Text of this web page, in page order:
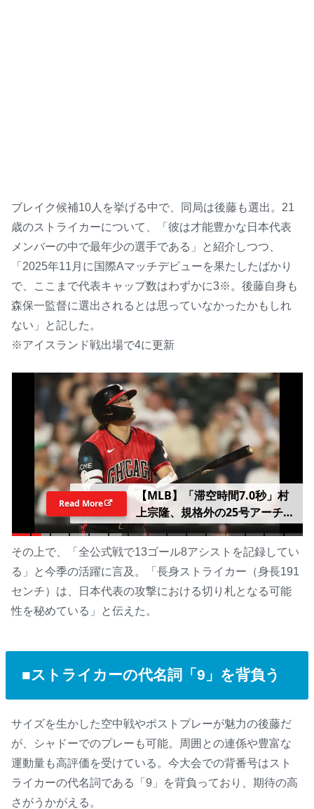
ブレイク候補10人を挙げる中で、同局は後藤も選出。21
歳のストライカーについて、「彼は才能豊かな日本代表
メンバーの中で最年少の選手である」と紹介しつつ、
「2025年11月に国際Aマッチデビューを果たしたばかり
で、ここまで代表キャップ数はわずかに3※。後藤自身も
森保一監督に選出されるとは思っていなかったかもしれ
ない」と記した。
※アイスランド戦出場で4に更新
【MLB】「滞空時間7.0秒」村
上宗隆、規格外の25号アーチ
は“今季わずか5人のみ”計測
「非常に速く、非常に強い本塁
打」 公式データ部門が分析
Read More
その上で、「全公式戦で13ゴール8アシストを記録してい
る」と今季の活躍に言及。「長身ストライカー（身長191
センチ）は、日本代表の攻撃における切り札となる可能
性を秘めている」と伝えた。
■ストライカーの代名詞「9」を背負う
サイズを生かした空中戦やポストプレーが魅力の後藤だ
が、シャドーでのプレーも可能。周囲との連係や豊富な
運動量も高評価を受けている。今大会での背番号はスト
ライカーの代名詞である「9」を背負っており、期待の高
さがうかがえる。